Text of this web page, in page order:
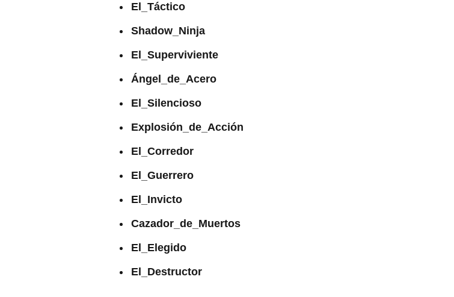
El_Táctico
Shadow_Ninja
El_Superviviente
Ángel_de_Acero
El_Silencioso
Explosión_de_Acción
El_Corredor
El_Guerrero
El_Invicto
Cazador_de_Muertos
El_Elegido
El_Destructor